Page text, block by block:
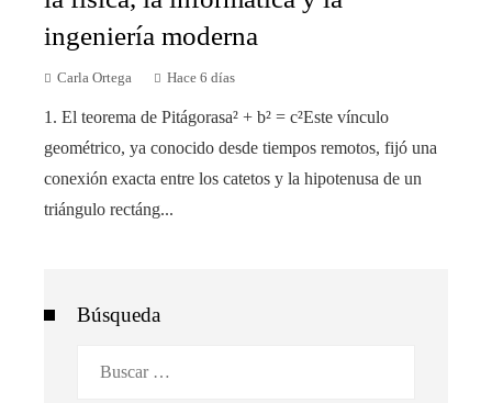
ingeniería moderna
Carla Ortega Hace 6 días
1. El teorema de Pitágorasa² + b² = c²Este vínculo
geométrico, ya conocido desde tiempos remotos, fijó una
conexión exacta entre los catetos y la hipotenusa de un
triángulo rectáng...
Búsqueda